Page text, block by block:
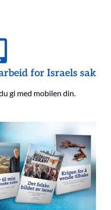
for Israels sak
gi med mobilen din.